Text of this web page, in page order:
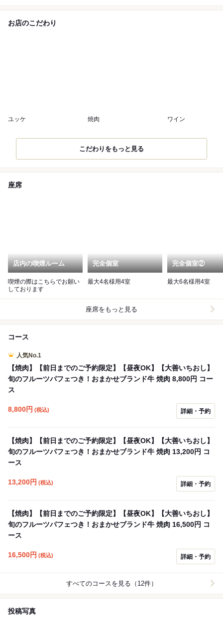
お店のこだわり
ユッケ 焼肉 ワイン
こだわりをもっと見る
座席
店内の喫煙ルーム
喫煙の際はこちらでお願い
しております
完全個室
最大4名様用4室
完全個室②
最大6名様用4室
座席をもっと見る
コース
人気No.1
【焼肉】【前日までのご予約限定】【昼夜OK】【大善いちおし】
旬のフルーツパフェつき！おまかせブランド牛 焼肉 8,800円 コー
ス
8,800円 (税込) 詳細・予約
【焼肉】【前日までのご予約限定】【昼夜OK】【大善いちおし】
旬のフルーツパフェつき！おまかせブランド牛 焼肉 13,200円 コ
ース
13,200円 (税込) 詳細・予約
【焼肉】【前日までのご予約限定】【昼夜OK】【大善いちおし】
旬のフルーツパフェつき！おまかせブランド牛 焼肉 16,500円 コ
ース
16,500円 (税込) 詳細・予約
すべてのコースを見る（12件）
投稿写真